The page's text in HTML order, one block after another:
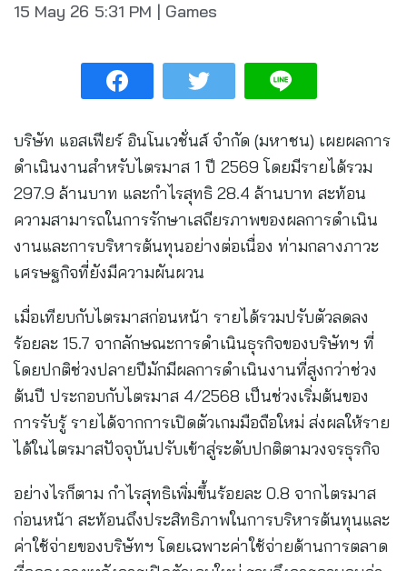
15 May 26 5:31 PM | Games
บริษัท แอสเฟียร์ อินโนเวชั่นส์ จำกัด (มหาชน) เผยผลการ
ดำเนินงานสำหรับไตรมาส 1 ปี 2569 โดยมีรายได้รวม
297.9 ล้านบาท และกำไรสุทธิ 28.4 ล้านบาท สะท้อน
ความสามารถในการรักษาเสถียรภาพของผลการดำเนิน
งานและการบริหารต้นทุนอย่างต่อเนื่อง ท่ามกลางภาวะ
เศรษฐกิจที่ยังมีความผันผวน
เมื่อเทียบกับไตรมาสก่อนหน้า รายได้รวมปรับตัวลดลง
ร้อยละ 15.7 จากลักษณะการดำเนินธุรกิจของบริษัทฯ ที่
โดยปกติช่วงปลายปีมักมีผลการดำเนินงานที่สูงกว่าช่วง
ต้นปี ประกอบกับไตรมาส 4/2568 เป็นช่วงเริ่มต้นของ
การรับรู้ รายได้จากการเปิดตัวเกมมือถือใหม่ ส่งผลให้ราย
ได้ในไตรมาสปัจจุบันปรับเข้าสู่ระดับปกติตามวงจรธุรกิจ
อย่างไรก็ตาม กำไรสุทธิเพิ่มขึ้นร้อยละ 0.8 จากไตรมาส
ก่อนหน้า สะท้อนถึงประสิทธิภาพในการบริหารต้นทุนและ
ค่าใช้จ่ายของบริษัทฯ โดยเฉพาะค่าใช้จ่ายด้านการตลาด